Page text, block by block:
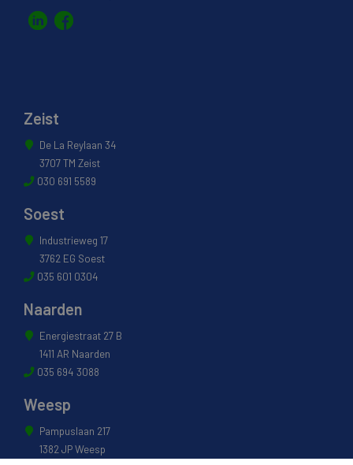
Zeist
De La Reylaan 34
3707 TM Zeist
030 691 5589
Soest
Industrieweg 17
3762 EG Soest
035 601 0304
Naarden
Energiestraat 27 B
1411 AR Naarden
035 694 3088
Weesp
Pampuslaan 217
1382 JP Weesp